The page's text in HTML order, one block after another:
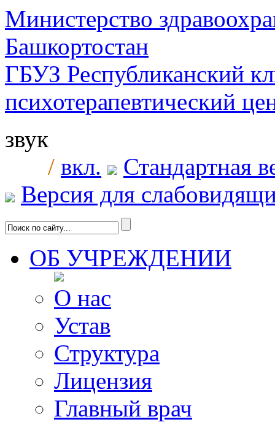
Министерство
Башкортостан
ГБУЗ Республиканский
психотерапевтический
звук
/ вкл.
Стандартная
Версия для
ОБ УЧРЕЖДЕНИИ
О нас
Устав
Структура
Лицензия
Главный врач